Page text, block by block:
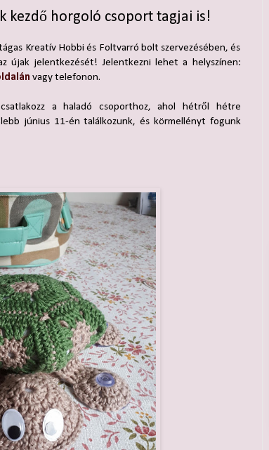
kezdő horgoló csoport tagjai is!
Kreatív Hobbi és Foltvarró bolt szervezésében, és
újak jelentkezését! Jelentkezni lehet a helyszínen:
vagy telefonon.
a haladó csoporthoz, ahol hétről hétre
június 11-én találkozunk, és körmellényt fogunk